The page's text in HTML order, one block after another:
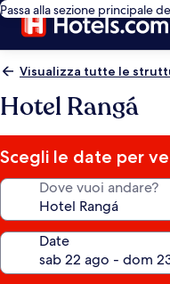
Passa alla sezione principale
Visualizza tutte le
Hotel Rangá
Scegli le date per
Dove vuoi andare?
Date